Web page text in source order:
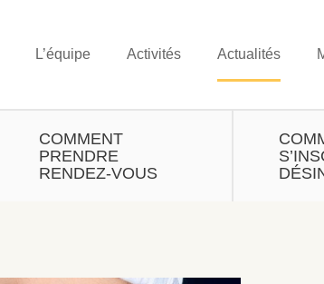
L’équipe Activités Actualités
COMMENT
PRENDRE
RENDEZ-VOUS